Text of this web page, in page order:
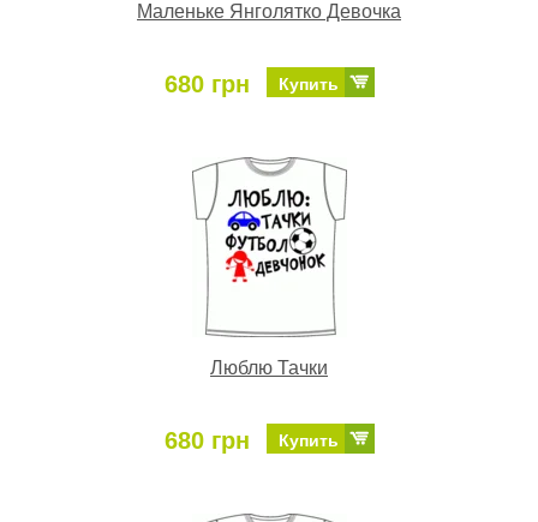
Маленьке Янголятко Девочка
680 грн Купить
Люблю Тачки
680 грн Купить